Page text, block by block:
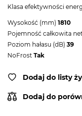
Klasa efektywności
Wysokość (mm) 1810
Pojemność całkowita
Poziom hałasu (dB) 39
NoFrost Tak
Dodaj do listy
Dodaj do